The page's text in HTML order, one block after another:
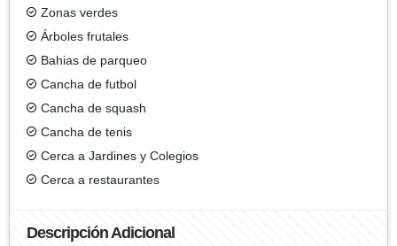
Zonas verdes
Árboles frutales
Bahias de parqueo
Cancha de futbol
Cancha de squash
Cancha de tenis
Cerca a Jardines y Colegios
Cerca a restaurantes
Descripción Adicional